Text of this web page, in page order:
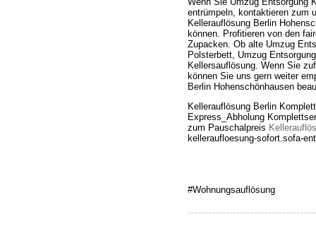
entrümpeln, kontaktieren zum
Kellerauflösung Berlin
können. Profitieren von den
Zupacken. Ob alte Umzug
Polsterbett, Umzug
Kellersauflösung. Wenn Sie
können Sie uns gern weiter
Berlin Hohenschönhausen
Kellerauflösung Berlin
Express_Abholung
zum Pauschalpreis
kelleraufloesung-sofort.sofa-
#Wohnungsauflösung